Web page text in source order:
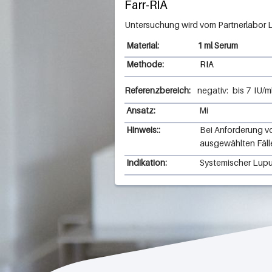
Farr-RIA
1 ml Serum
Methode:
RIA
Referenzbereich: negativ: bis 7 IU/
Ansatz:
Mi
Hinweis::
Bei Anforderung
ausgewählten
Indikation:
Systemischer